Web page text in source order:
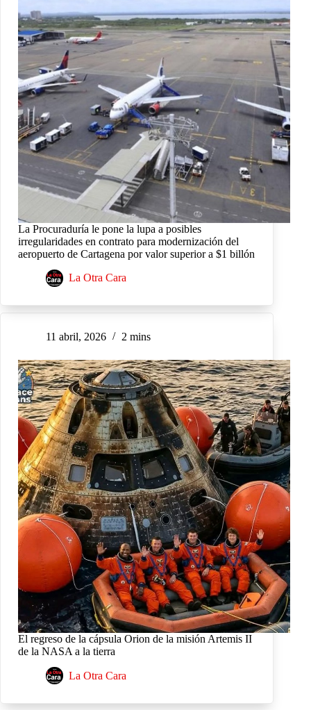
La Procuraduría le pone la lupa a posibles
irregularidades en contrato para modernización del
aeropuerto de Cartagena por valor superior a $1 billón
La Otra Cara
11 abril, 2026 2 mins
El regreso de la cápsula Orion de la misión Artemis II
de la NASA a la tierra
La Otra Cara